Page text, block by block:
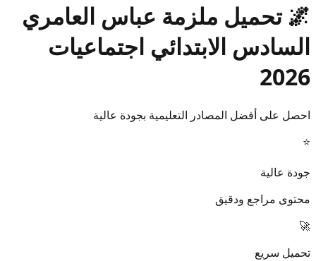
🌌 تحميل ملزمة عباس العامري
السادس الابتدائي اجتماعيات
2026
احصل على أفضل المصادر التعليمية بجودة عالية
⭐
جودة عالية
محتوى مراجع ودقيق
🚀
تحميل سريع